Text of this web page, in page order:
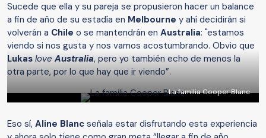
Sucede que ella y su pareja se propusieron hacer un balance
a fin de año de su estadía en Melbourne y ahí decidirán si
volverán a Chile o se mantendrán en Australia: "estamos
viendo si nos gusta y nos vamos acostumbrando. Obvio que
Lukas loveAustralia, pero yo también echo de menos la
otra parte, por lo que hay que ir viendo”.
La familia Cooper Blanc
Eso sí, Aline Blanc señala estar disfrutando esta experiencia